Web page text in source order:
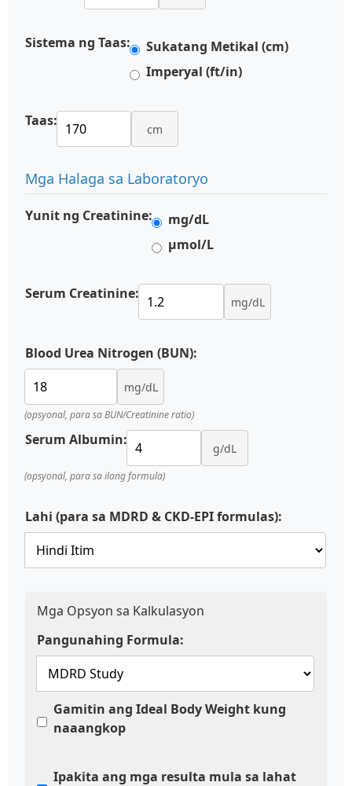
Sistema ng Taas:
Sukatang Metikal (cm)
Imperyal (ft/in)
Taas: cm
Mga Halaga sa Laboratoryo
Yunit ng Creatinine:
mg/dL
µmol/L
Serum Creatinine: mg/dL
Blood Urea Nitrogen (BUN):
mg/dL
(opsyonal, para sa BUN/Creatinine ratio)
Serum Albumin: g/dL
(opsyonal, para sa ilang formula)
Lahi (para sa MDRD & CKD-EPI formulas):
Mga Opsyon sa Kalkulasyon
Pangunahing Formula:
Gamitin ang Ideal Body Weight kung
naaangkop
Ipakita ang mga resulta mula sa lahat